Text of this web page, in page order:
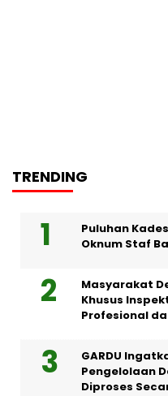
TRENDING
Puluhan
Oknum Staf
Masyarakat
Khusus
Profesional
GARDU
Pengelolaan
Diproses